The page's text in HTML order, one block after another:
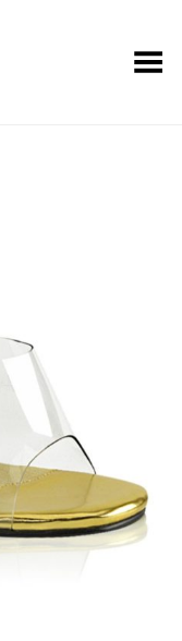
Показать меню